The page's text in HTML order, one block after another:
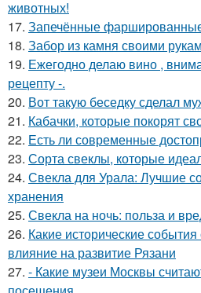
животных!
17. Запечённые
18. Забор из камня своими
19. Ежегодно делаю вино ,
рецепту -.
20. Вот такую беседку сделал
21. Кабачки, которые покорят
22. Есть ли современные
23. Сорта свеклы, которые
24. Свекла для Урала: Лучшие
хранения
25. Свекла на ночь: польза и
26. Какие исторические
влияние на развитие Рязани
27. - Какие музеи Москвы